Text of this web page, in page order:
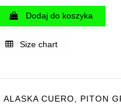
Dodaj do koszyka
Size chart
CUERO, PITON